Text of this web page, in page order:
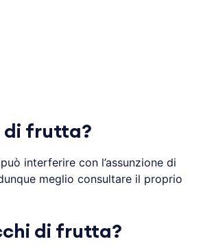
di frutta?
interferire con l’assunzione di
meglio consultare il proprio
di frutta?